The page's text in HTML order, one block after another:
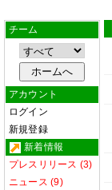
チーム
アカウント
ログイン
新規登録
新着情報
プレスリリース (3)
ニュース (9)